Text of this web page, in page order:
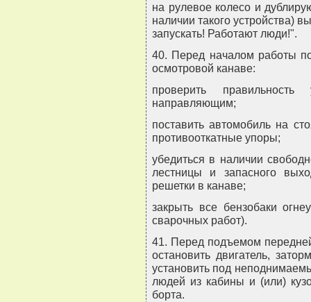
на рулевое колесо и
наличии такого устройства)
запускать! Работают люди!".
40. Перед началом работы
осмотровой канаве:
проверить
направляющим;
поставить автомобиль на
противооткатные упоры;
убедиться в наличии
лестницы и запасного
решетки в канаве;
закрыть все бензобаки
сварочных работ).
41. Перед подъемом
остановить двигатель,
установить под
людей из кабины и (или)
борта.